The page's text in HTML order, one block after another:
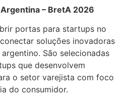
– BretA 2026
portas para startups no
soluções inovadoras
São selecionadas
que desenvolvem
o setor varejista com foco
do consumidor.